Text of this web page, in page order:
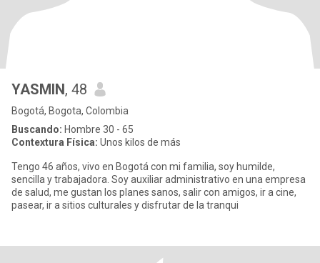
YASMIN, 48
Bogotá, Bogota, Colombia
Buscando: Hombre 30 - 65
Contextura Física: Unos kilos de más
Tengo 46 años, vivo en Bogotá con mi familia, soy humilde,
sencilla y trabajadora. Soy auxiliar administrativo en una empresa
de salud, me gustan los planes sanos, salir con amigos, ir a cine,
pasear, ir a sitios culturales y disfrutar de la tranqui